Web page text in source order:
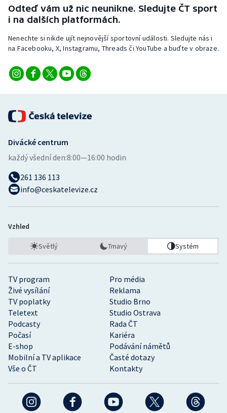
Veslování
Vodní slalom
Odteď vám už nic neunikne. Sledujte ČT sport
i na dalších platformách.
Nenechte si nikde ujít nejnovější sportovní události. Sledujte nás i
na Facebooku, X, Instagramu, Threads či YouTube a buďte v obraze.
TV program
Pro média
Živé vysílání
Reklama
TV poplatky
Studio Brno
Teletext
Studio Ostrava
Podcasty
Rada ČT
Počasí
Kariéra
E-shop
Podávání námětů
Mobilní a TV aplikace
Časté dotazy
Vše o ČT
Kontakty
Divácké centrum
každý všední den:8:00—16:00 hodin
261 136 113
info@ceskatelevize.cz
Vzhled
Světlý Tmavý Systém